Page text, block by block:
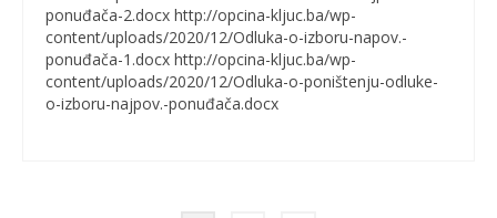
ponuđača-2.docx http://opcina-kljuc.ba/wp-
content/uploads/2020/12/Odluka-o-izboru-napov.-
ponuđača-1.docx http://opcina-kljuc.ba/wp-
content/uploads/2020/12/Odluka-o-poništenju-odluke-
o-izboru-najpov.-ponuđača.docx